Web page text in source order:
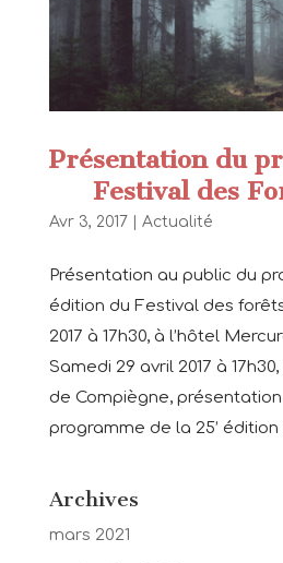
Présentation du
Festival des
Avr 3, 2017 Actualité
Présentation au public du
édition du Festival des
2017 à 17h30, à l’hôtel
Samedi 29 avril 2017 à
de Compiègne,
programme de la 25’ édition
Archives
mars 2021